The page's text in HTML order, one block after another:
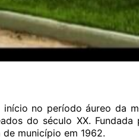
no período áureo da
do século XX.
município em 1962.